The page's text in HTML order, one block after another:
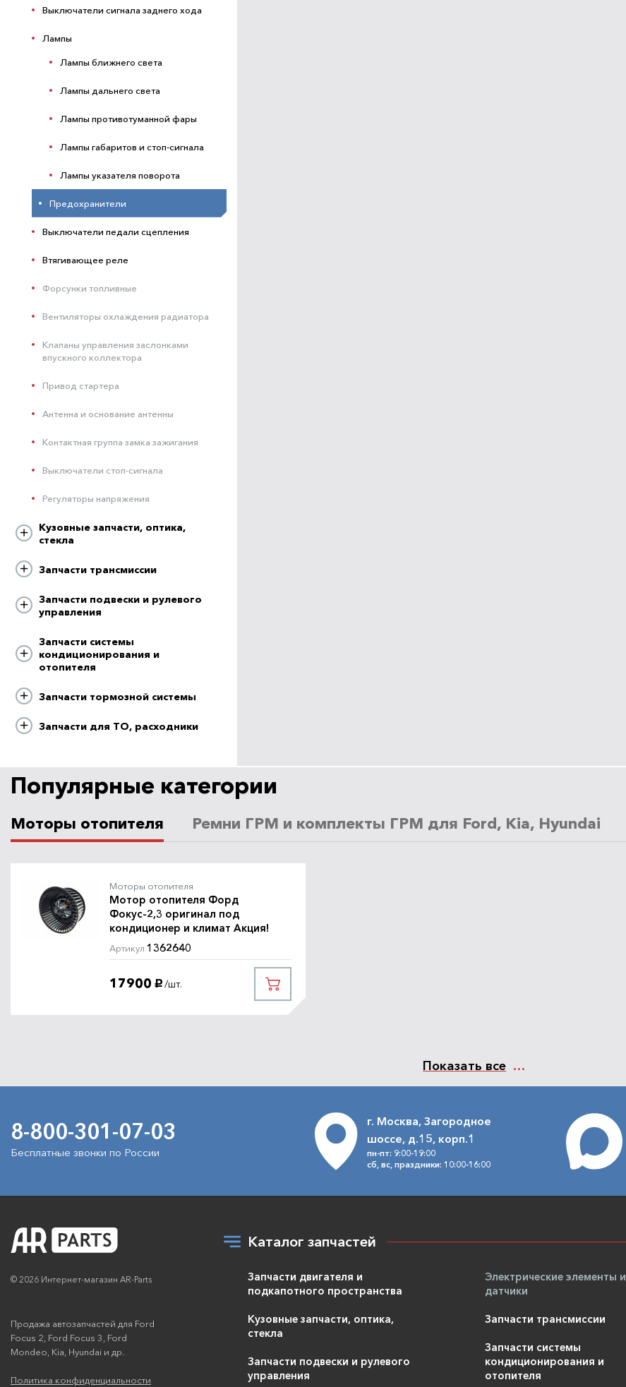
Выключатели сигнала заднего хода
Лампы
Лампы ближнего света
Лампы дальнего света
Лампы противотуманной фары
Лампы габаритов и стоп-сигнала
Лампы указателя поворота
Предохранители
Выключатели педали сцепления
Втягивающее реле
Форсунки топливные
Вентиляторы охлаждения радиатора
Клапаны управления заслонками
впускного коллектора
Привод стартера
Антенна и основание антенны
Контактная группа замка зажигания
Выключатели стоп-сигнала
Регуляторы напряжения
Кузовные запчасти, оптика,
стекла
Запчасти трансмиссии
Запчасти подвески и рулевого
управления
Запчасти системы
кондиционирования и
отопителя
Запчасти тормозной системы
Запчасти для ТО, расходники
Популярные категории
Моторы отопителя Ремни ГРМ и комплекты ГРМ для Ford, Kia, Hyundai
Моторы отопителя
Мотор отопителя Форд
Фокус-2,3 оригинал под
кондиционер и климат Акция!
Артикул 1362640
17900 руб. /шт.
Показать все
8-800-301-07-03
Бесплатные звонки по России
г. Москва, Загородное
шоссе, д.15, корп.1
пн-пт: 9:00-19:00
сб, вс, праздники: 10:00-16:00
© 2026 Интернет-магазин AR-Parts
Продажа автозапчастей для Ford
Focus 2, Ford Focus 3, Ford
Mondeo, Kia, Hyundai и др.
Политика конфиденциальности
Каталог запчастей
Запчасти двигателя и
подкапотного пространства
Кузовные запчасти, оптика,
стекла
Запчасти подвески и рулевого
управления
Электрические элементы и
датчики
Запчасти трансмиссии
Запчасти системы
кондиционирования и
отопителя